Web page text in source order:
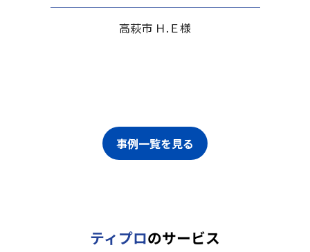
高萩市 Ｈ.Ｅ様
事例一覧を見る
ティプロのサービス